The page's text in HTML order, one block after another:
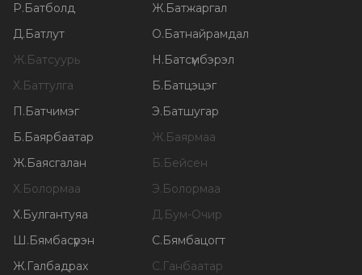
Р. Батболд Ж. Батжаргал
Д. Батлут О. Батнайрамдал
Ж. Батсуурь Н . Батсүмбэрэл
Х. Баттулга Б. Батцэцэг
П . Батчимэг Э. Батшугар
Б. Баярбаатар Ж. Баярмаа
Ж. Баясгалан Б. Бейсен
Х. Болормаа Э. Болормаа
Х. Булгантуяа Д. Бум-Очир
Ш . Бямбасүрэн С. Бямбацогт
Ж. Галбадрах С. Ганбаатар